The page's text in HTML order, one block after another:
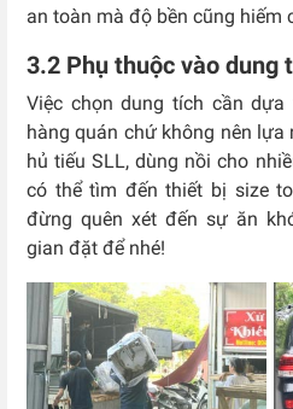
an toàn mà độ bền cũng hiếm
3.2 Phụ thuộc vào dung
Việc chọn dung tích cần
hàng quán chứ không nên lựa
hủ tiếu SLL, dùng nồi cho
có thể tìm đến thiết bị size
đừng quên xét đến sự ăn
gian đặt để nhé!